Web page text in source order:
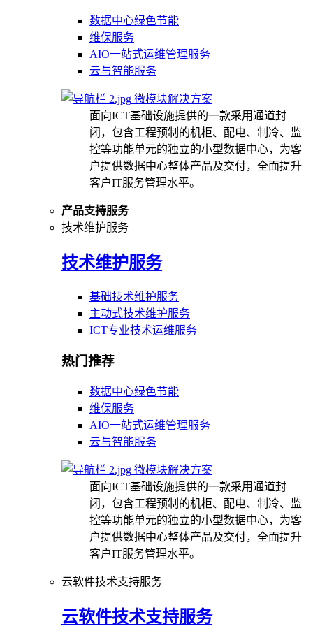
数据中心绿色节能
维保服务
AIO一站式运维管理服务
云与智能服务
微模块解决方案
面向ICT基础设施提供的一款采用通道封
闭，包含工程预制的机柜、配电、制冷、监
控等功能单元的独立的小型数据中心，为客
户提供数据中心整体产品及交付，全面提升
客户IT服务管理水平。
产品支持服务
技术维护服务
技术维护服务
基础技术维护服务
主动式技术维护服务
ICT专业技术运维服务
热门推荐
数据中心绿色节能
维保服务
AIO一站式运维管理服务
云与智能服务
微模块解决方案
面向ICT基础设施提供的一款采用通道封
闭，包含工程预制的机柜、配电、制冷、监
控等功能单元的独立的小型数据中心，为客
户提供数据中心整体产品及交付，全面提升
客户IT服务管理水平。
云软件技术支持服务
云软件技术支持服务